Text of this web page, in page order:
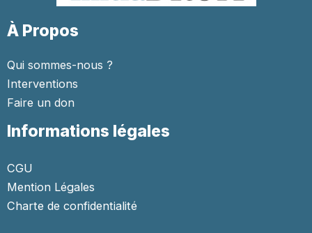
À Propos
Qui sommes-nous ?
Interventions
Faire un don
Informations légales
CGU
Mention Légales
Charte de confidentialité